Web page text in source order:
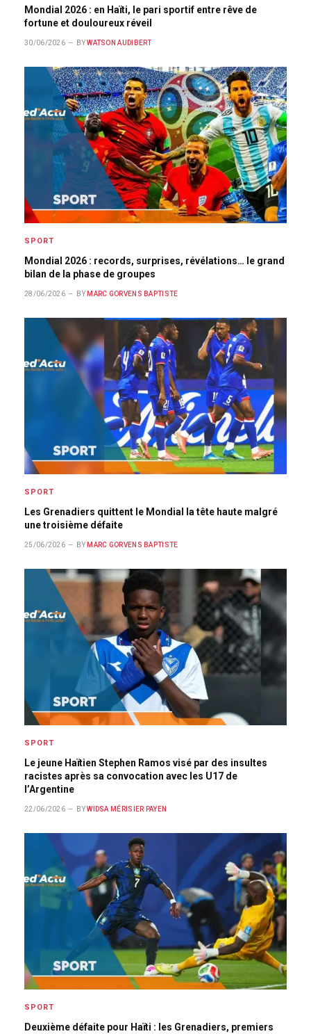
Mondial 2026 : en Haïti, le pari sportif entre rêve de
fortune et douloureux réveil
30/06/2026 BY WATSON AUDIBERT
SPORT
Mondial 2026 : records, surprises, révélations… le grand
bilan de la phase de groupes
28/06/2026 BY MARC GORVENS BAPTISTE
SPORT
Les Grenadiers quittent le Mondial la tête haute malgré
une troisième défaite
25/06/2026 BY MARC GORVENS BAPTISTE
SPORT
Le jeune Haïtien Stephen Ramos visé par des insultes
racistes après sa convocation avec les U17 de
l’Argentine
22/06/2026 BY WIDSA MÉRISIER PAYEN
SPORT
Deuxième défaite pour Haïti : les Grenadiers, premiers